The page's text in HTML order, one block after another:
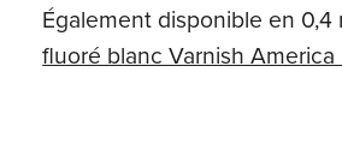
Également disponible en
fluoré blanc Varnish America